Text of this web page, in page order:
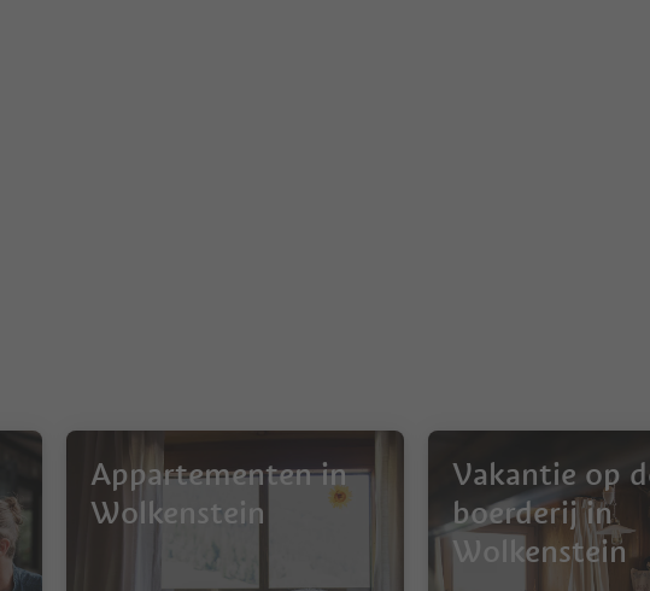
Appartementen in
Wolkenstein
Vakantie op
boerderij in
Wolkenstein